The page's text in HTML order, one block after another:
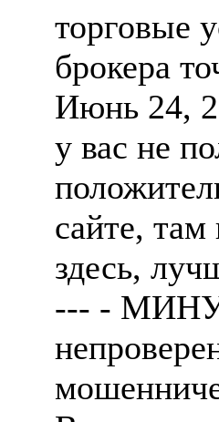
торговые
брокера
Июнь 24,
у вас не
сайте,
здесь,
--- -